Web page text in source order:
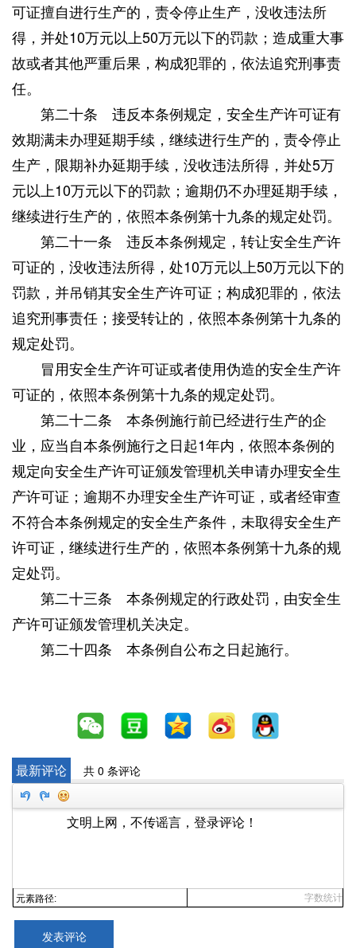
可证擅自进行生产的，责令停止生产，没收违法所
得，并处10万元以上50万元以下的罚款；造成重大事
故或者其他严重后果，构成犯罪的，依法追究刑事责
任。
第二十条 违反本条例规定，安全生产许可证有
效期满未办理延期手续，继续进行生产的，责令停止
生产，限期补办延期手续，没收违法所得，并处5万
元以上10万元以下的罚款；逾期仍不办理延期手续，
继续进行生产的，依照本条例第十九条的规定处罚。
第二十一条 违反本条例规定，转让安全生产许
可证的，没收违法所得，处10万元以上50万元以下的
罚款，并吊销其安全生产许可证；构成犯罪的，依法
追究刑事责任；接受转让的，依照本条例第十九条的
规定处罚。
冒用安全生产许可证或者使用伪造的安全生产许
可证的，依照本条例第十九条的规定处罚。
第二十二条 本条例施行前已经进行生产的企
业，应当自本条例施行之日起1年内，依照本条例的
规定向安全生产许可证颁发管理机关申请办理安全生
产许可证；逾期不办理安全生产许可证，或者经审查
不符合本条例规定的安全生产条件，未取得安全生产
许可证，继续进行生产的，依照本条例第十九条的规
定处罚。
第二十三条 本条例规定的行政处罚，由安全生
产许可证颁发管理机关决定。
第二十四条 本条例自公布之日起施行。
最新评论 共 0 条评论
元素路径: 字数统计
发表评论